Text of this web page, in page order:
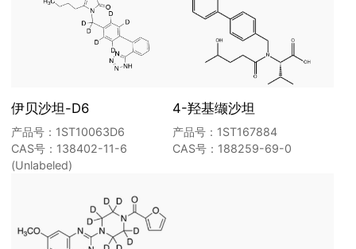
伊贝沙坦-D6
产品号：1ST10063D6
CAS号：138402-11-6
(Unlabeled)
4-羟基缬沙坦
产品号：1ST167884
CAS号：188259-69-0